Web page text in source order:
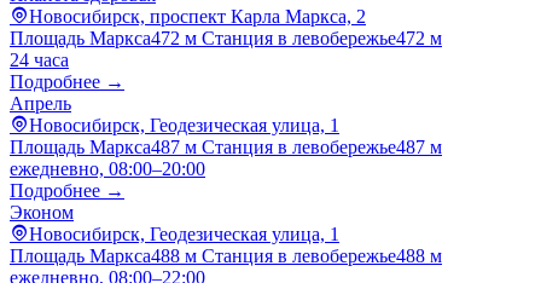
Новосибирск, проспект Карла Маркса, 2
Площадь Маркса472 м Станция в левобережье472 м
24 часа
Подробнее →
Апрель
Новосибирск, Геодезическая улица, 1
Площадь Маркса487 м Станция в левобережье487 м
ежедневно, 08:00–20:00
Подробнее →
Эконом
Новосибирск, Геодезическая улица, 1
Площадь Маркса488 м Станция в левобережье488 м
ежедневно, 08:00–22:00